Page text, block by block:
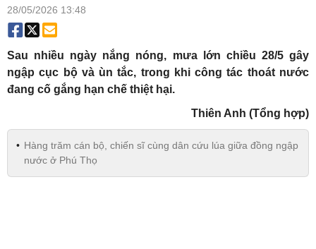
28/05/2026 13:48
Sau nhiều ngày nắng nóng, mưa lớn chiều 28/5 gây
ngập cục bộ và ùn tắc, trong khi công tác thoát nước
đang cố gắng hạn chế thiệt hại.
Thiên Anh (Tổng hợp)
Hàng trăm cán bộ, chiến sĩ cùng dân cứu lúa giữa đồng ngập
nước ở Phú Thọ